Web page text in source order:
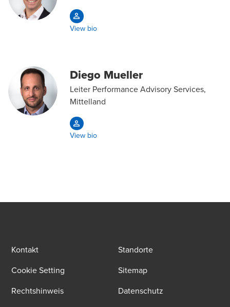
View bio
Diego Mueller
Leiter Performance Advisory Services,
Mittelland
View bio
Kontakt
Standorte
Cookie Setting
Sitemap
Rechtshinweis
Datenschutz